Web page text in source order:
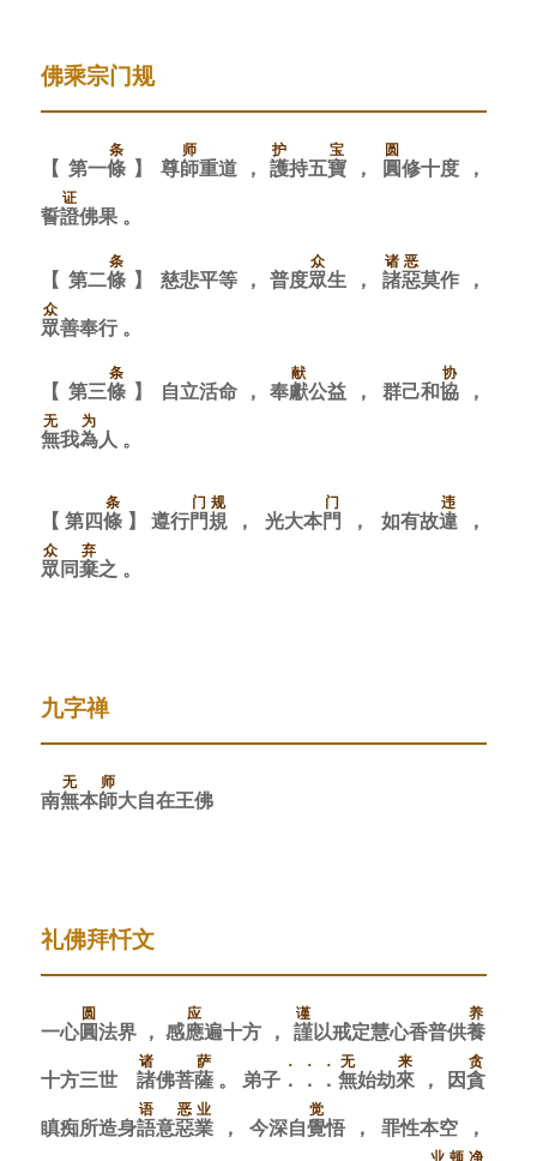
佛乘宗门规
【第一條
条
】尊師
师
重道 ， 護
护
持五寶
宝
， 圓
圆
修十度 ，
誓證
证
佛果 。
【第二條
条
】慈悲平等 ， 普度眾
众
生 ， 諸
诸
惡
恶
莫作 ，
眾
众
善奉行 。
【第三條
条
】 自立活命 ， 奉獻
献
公益 ， 群己和協
协
，
無
无
我為
为
人 。
【第四條
条
】遵行門
门
規
规
， 光大本門
门
， 如有故違
违
，
眾
众
同棄
弃
之 。
九字禅
南無
无
本師
师
大自在王佛
礼佛拜忏文
一心圓
圆
法界 ， 感應
应
遍十方 ， 謹
谨
以戒定慧心香普供養
养
十方三世 諸
诸
佛菩薩
萨
。 弟子 ．
．
．
．
．
．
無
无
始劫來
来
， 因貪
贪
瞋痴所造身語
语
意惡
恶
業
业
， 今深自覺
觉
悟 ， 罪性本空 ，
业 顿 净